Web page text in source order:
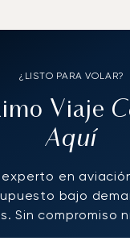
¿LISTO PARA VOLAR?
Viaje
Aquí
en
bajo
Sin compromiso